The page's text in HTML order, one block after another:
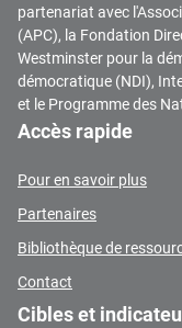
partenariat avec
(APC), la Fondation
Westminster pour la
démocratique (NDI),
et le Programme des
Accès rapide
Pour en savoir plus
Partenaires
Bibliothèque de
Contact
Cibles et